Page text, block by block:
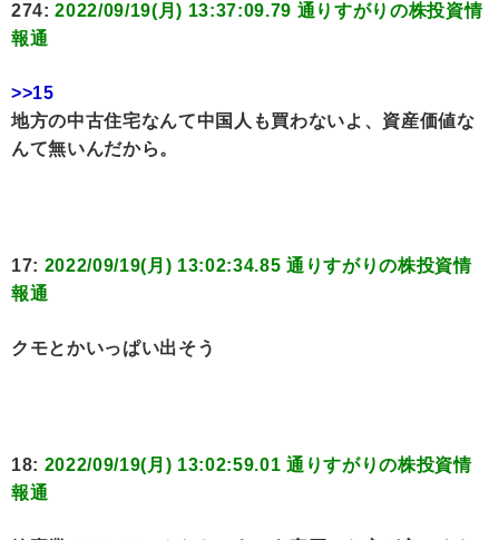
274:2022/09/19(月) 13:37:09.79 通りすがりの株投資情
報通
>>15
地方の中古住宅なんて中国人も買わないよ、資産価値な
んて無いんだから。
17: 2022/09/19(月) 13:02:34.85 通りすがりの株投資情
報通
クモとかいっぱい出そう
18: 2022/09/19(月) 13:02:59.01 通りすがりの株投資情
報通